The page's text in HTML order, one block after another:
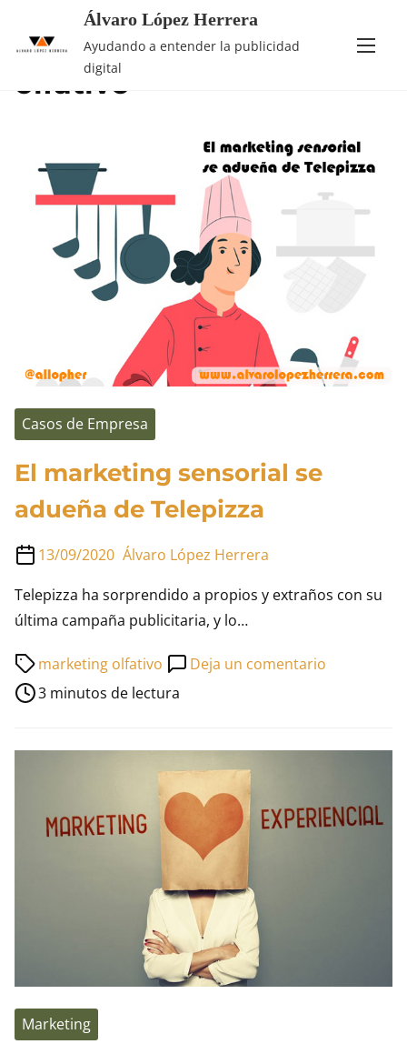
Álvaro López Herrera
Ayudando a entender la publicidad
digital
Etiqueta:marketing
olfativo
Casos de Empresa
El marketing sensorial se
adueña de Telepizza
13/09/2020 Álvaro López Herrera
Telepizza ha sorprendido a propios y extraños con su
última campaña publicitaria, y lo…
marketing olfativo Deja un comentario
de
Tiempo
de 3 minutos de lectura
Marketing